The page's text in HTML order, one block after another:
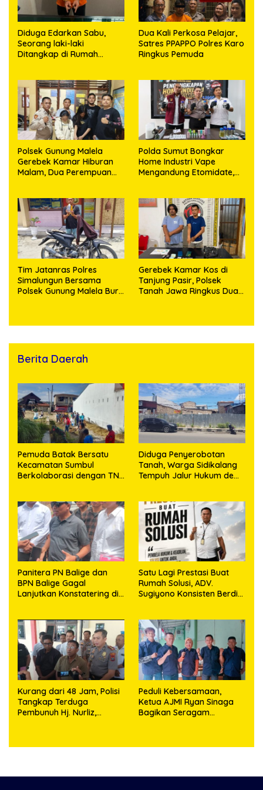
Diduga Edarkan Sabu,
Seorang laki-laki
Ditangkap di Rumah
Puluhan Plastik Klip
Dua Kali Perkosa Pelajar,
Satres PPAPPO Polres Karo
Ringkus Pemuda
Polsek Gunung Malela
Gerebek Kamar Hiburan
Malam, Dua Perempuan
Polda Sumut Bongkar
Home Industri Vape
Mengandung Etomidate,
Tim Jatanras Polres
Simalungun Bersama
Polsek Gunung Malela Buru
Gerebek Kamar Kos di
Tanjung Pasir, Polsek
Tanah Jawa Ringkus Dua
Berita Daerah
Pemuda Batak Bersatu
Kecamatan Sumbul
Berkolaborasi dengan TNI
023/KS dan HUT Ke-81
Kemerdekaan RI
Diduga Penyerobotan
Tanah, Warga Sidikalang
Tempuh Jalur Hukum demi
Panitera PN Balige dan
BPN Balige Gagal
Lanjutkan Konstatering di
Satu Lagi Prestasi Buat
Rumah Solusi, ADV.
Sugiyono Konsisten Berdiri
Kurang dari 48 Jam, Polisi
Tangkap Terduga
Pembunuh Hj. Nurliz,
Peduli Kebersamaan,
Ketua AJMI Ryan Sinaga
Bagikan Seragam